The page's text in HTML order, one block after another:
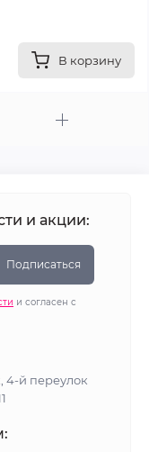
В корзину
и акции:
Подписаться
и согласен с
4-й переулок